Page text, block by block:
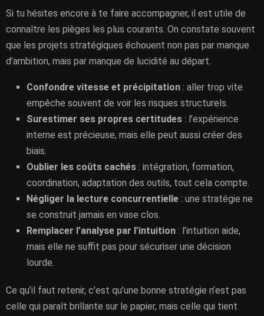
Si tu hésites encore à te faire accompagner, il est utile de
connaître les pièges les plus courants. On constate souvent
que les projets stratégiques échouent non pas par manque
d’ambition, mais par manque de lucidité au départ.
Confondre vitesse et précipitation : aller trop vite
empêche souvent de voir les risques structurels.
Surestimer ses propres certitudes : l’expérience
interne est précieuse, mais elle peut aussi créer des
biais.
Oublier les coûts cachés : intégration, formation,
coordination, adaptation des outils, tout cela compte.
Négliger la lecture concurrentielle : une stratégie ne
se construit jamais en vase clos.
Remplacer l’analyse par l’intuition : l’intuition aide,
mais elle ne suffit pas pour sécuriser une décision
lourde.
Ce qu’il faut retenir, c’est qu’une bonne stratégie n’est pas
celle qui paraît brillante sur le papier, mais celle qui tient